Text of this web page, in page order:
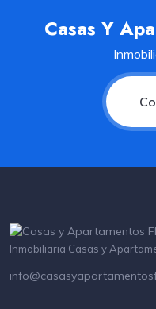
Casas Y
Inmobiliaria Casas y